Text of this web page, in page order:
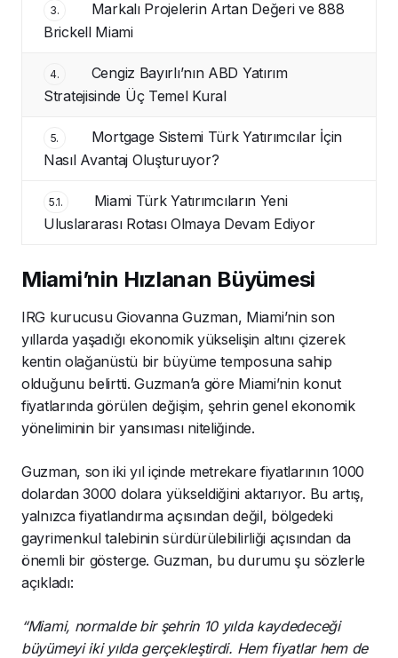
3.
Markalı Projelerin Artan Değeri ve 888
Brickell Miami
4.
Cengiz Bayırlı’nın ABD Yatırım
Stratejisinde Üç Temel Kural
5.
Mortgage Sistemi Türk Yatırımcılar İçin
Nasıl Avantaj Oluşturuyor?
5.1.
Miami Türk Yatırımcıların Yeni
Uluslararası Rotası Olmaya Devam Ediyor
Miami’nin Hızlanan Büyümesi
IRG kurucusu Giovanna Guzman, Miami’nin son
yıllarda yaşadığı ekonomik yükselişin altını çizerek
kentin olağanüstü bir büyüme temposuna sahip
olduğunu belirtti. Guzman’a göre Miami’nin konut
fiyatlarında görülen değişim, şehrin genel ekonomik
yöneliminin bir yansıması niteliğinde.
Guzman, son iki yıl içinde metrekare fiyatlarının 1000
dolardan 3000 dolara yükseldiğini aktarıyor. Bu artış,
yalnızca fiyatlandırma açısından değil, bölgedeki
gayrimenkul talebinin sürdürülebilirliği açısından da
önemli bir gösterge. Guzman, bu durumu şu sözlerle
açıkladı:
“Miami, normalde bir şehrin 10 yılda kaydedeceği
büyümeyi iki yılda gerçekleştirdi. Hem fiyatlar hem de